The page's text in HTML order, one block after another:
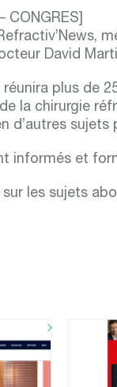
CONGRES]
David
plus de
la chirurgie
d’autres sujets
informés et
les sujets